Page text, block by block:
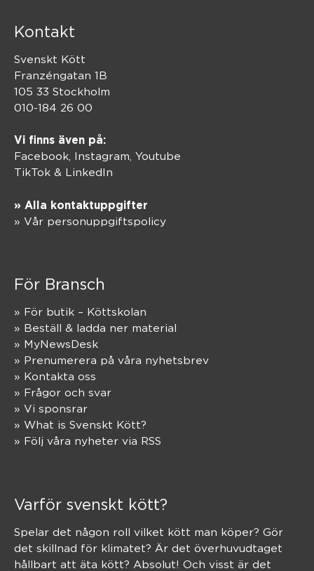
Kontakt
Svenskt Kött
Franzéngatan 1B
105 33 Stockholm
010-184 26 00
Vi finns även på:
Facebook, Instagram Youtube
TikTok & LinkedIn
» Alla kontaktuppgifter
» Vår personuppgiftspolicy
För Bransch
» För butik – Köttskolan
» Beställ & ladda ner material
» MyNewsDesk
» Prenumerera på våra nyhetsbrev
» Kontakta oss
» Frågor och svar
» Vi sponsrar
» What is Svenskt Kött?
» Följ våra nyheter via RSS
Varför svenskt kött?
Spelar det någon roll vilket kött man köper? Gör
det skillnad för klimatet? Är det överhuvudtaget
hållbart att äta kött? Absolut! Och visst är det